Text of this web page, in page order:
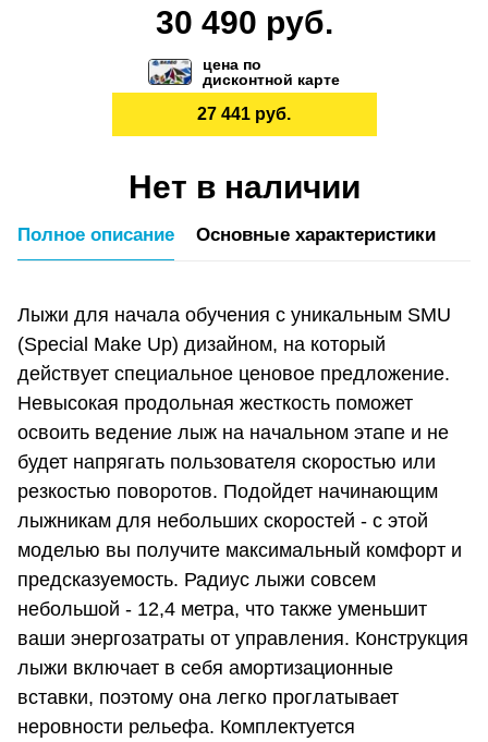
30 490 руб.
цена по
дисконтной карте
27 441 руб.
Нет в наличии
Полное описание Основные характеристики
Лыжи для начала обучения c уникальным SMU
(Special Make Up) дизайном, на который
действует специальное ценовое предложение.
Невысокая продольная жесткость поможет
освоить ведение лыж на начальном этапе и не
будет напрягать пользователя скоростью или
резкостью поворотов. Подойдет начинающим
лыжникам для небольших скоростей - с этой
моделью вы получите максимальный комфорт и
предсказуемость. Радиус лыжи совсем
небольшой - 12,4 метра, что также уменьшит
ваши энергозатраты от управления. Конструкция
лыжи включает в себя амортизационные
вставки, поэтому она легко проглатывает
неровности рельефа. Комплектуется